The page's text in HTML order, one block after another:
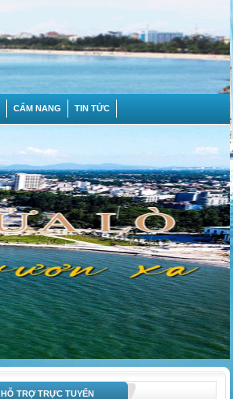
CẨM NANG TIN TỨC
HỖ TRỢ TRỰC TUYẾN